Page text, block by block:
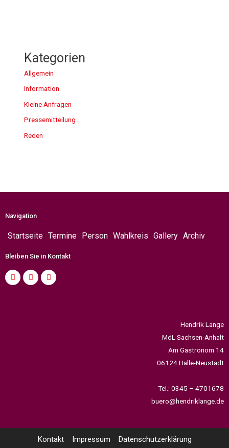
Kategorien
Allgemein
Information
Kleine Anfragen
Pressemitteilung
Reden
Navigation
Startseite Termine Person Wahlkreis Gallery Archiv
Bleiben Sie in Kontakt
Hendrik Lange
MdL Sachsen-Anhalt
Am Gastronom 14
06124 Halle-Neustadt
Tel.: 0345 – 4701678
buero@hendriklange.de
Kontakt Impressum Datenschutzerklärung